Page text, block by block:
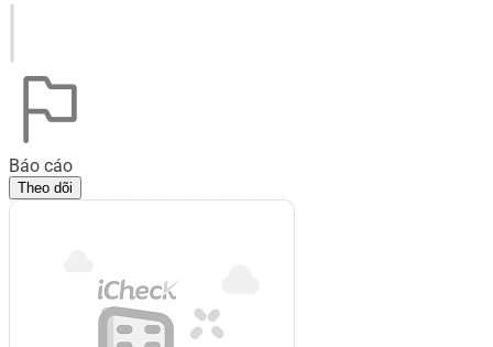
Báo cáo
Theo dõi